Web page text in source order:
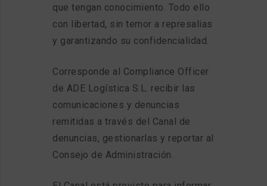
que tengan conocimiento. Todo ello
con libertad, sin temor a represalias
y garantizando su confidencialidad.
Corresponde al Compliance Officer
de ADE Logística S.L. recibir las
comunicaciones y denuncias
remitidas a través del Canal de
denuncias, gestionarlas y reportar al
Consejo de Administración.